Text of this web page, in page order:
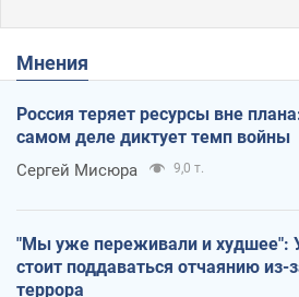
Мнения
Россия теряет ресурсы вне
самом деле диктует темп войны
Сергей Мисюра 9,0 т.
"Мы уже переживали и худшее":
стоит поддаваться отчаянию из-
террора